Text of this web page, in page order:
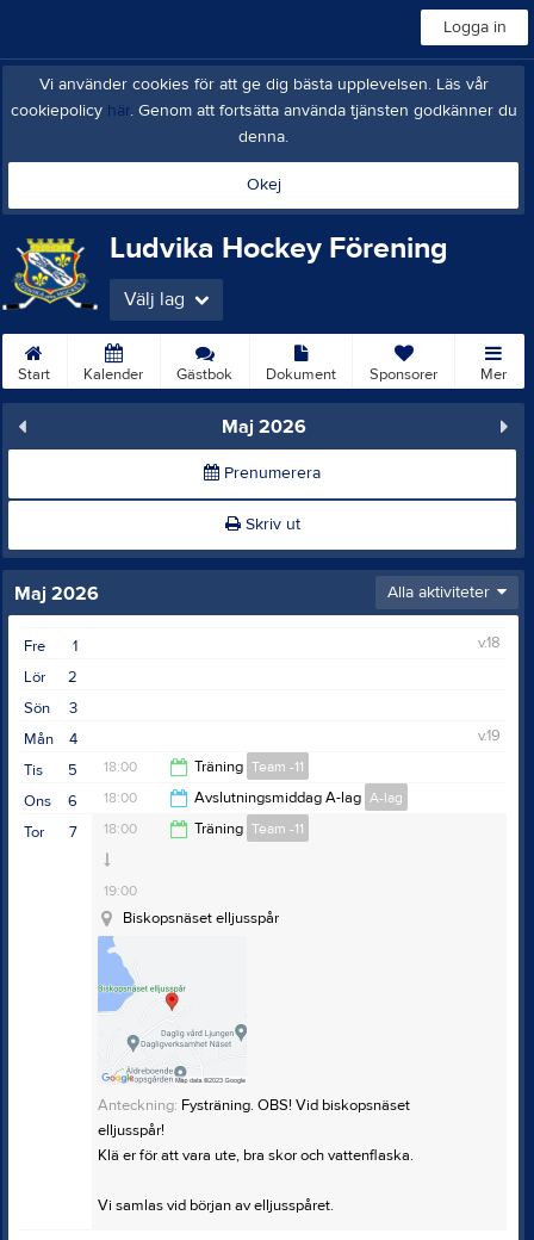
Logga in
Vi använder cookies för att ge dig bästa upplevelsen. Läs vår
cookiepolicy här. Genom att fortsätta använda tjänsten godkänner du
denna.
Okej
Ludvika Hockey Förening
Välj lag
Start Kalender Gästbok Dokument Sponsorer Mer
Maj 2026
Prenumerera
Skriv ut
Maj 2026 Alla aktiviteter
1
Fre
v.18
2
Lör
3
Sön
4
Mån
v.19
5
Tis 18:00 Träning Team -11
19:00
6
Ons 18:00 Avslutningsmiddag A-lag A-lag
20:00
7
Tor 18:00 Träning Team -11
19:00
Biskopsnäset elljusspår
Anteckning: Fysträning. OBS! Vid biskopsnäset
elljusspår!
Klä er för att vara ute, bra skor och vattenflaska.
Vi samlas vid början av elljusspåret.